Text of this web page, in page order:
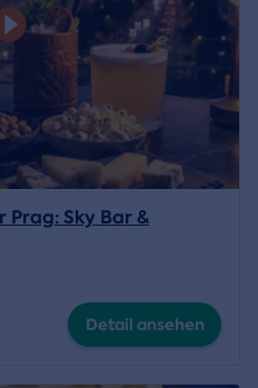
Sky Bar &
Detail ansehen